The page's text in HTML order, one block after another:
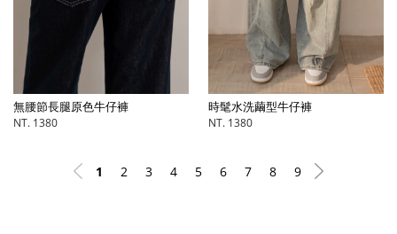
無腰節長腿原色牛仔褲
NT. 1380
時髦水洗繭型牛仔褲
NT. 1380
1 2 3 4 5 6 7 8 9